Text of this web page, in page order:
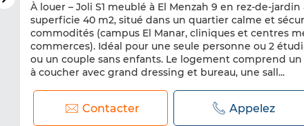
Machine à laver
Internet
À louer – Joli S1 meublé à El Menzah 9 en rez-de-
superficie 40 m2, situé dans un quartier calme et
commodités (campus El Manar, cliniques et centres
commerces). Idéal pour une seule personne ou 2
ou un couple sans enfants. Le logement comprend
à coucher avec grand dressing et bureau, une sall...
Contacter Appelez